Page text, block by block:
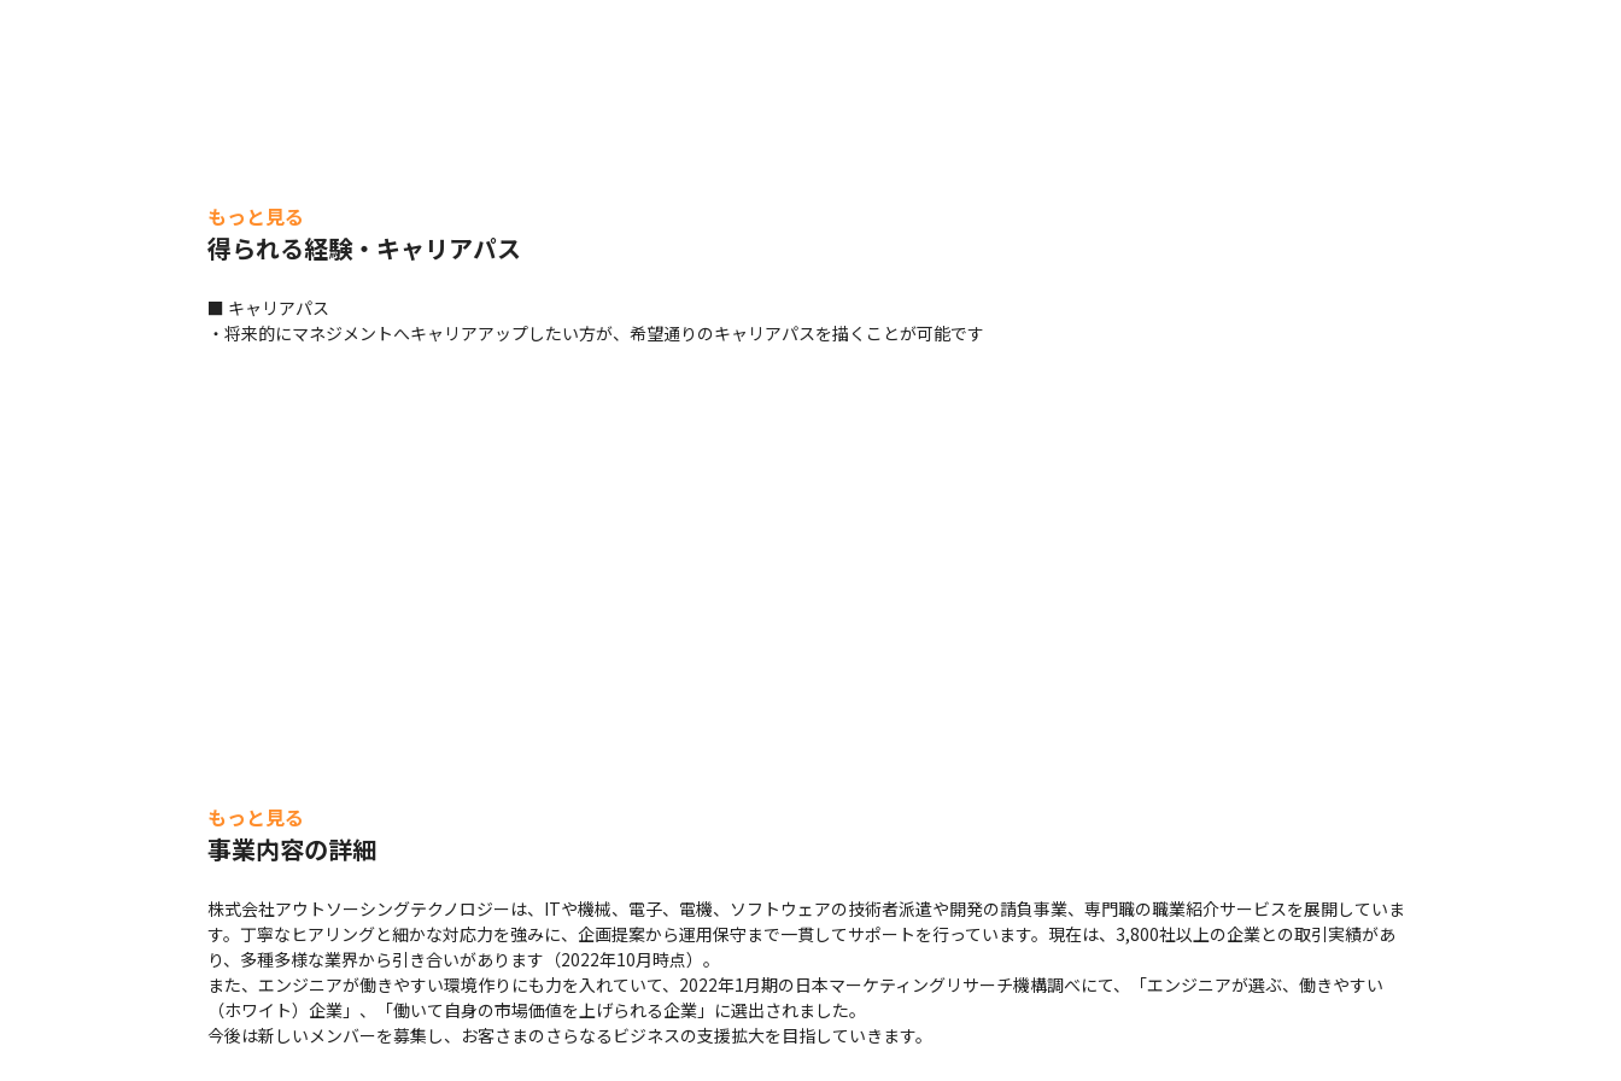
もっと見る
得られる経験・キャリアパス
■ キャリアパス
・将来的にマネジメントへキャリアアップしたい方が、希望通りのキャリアパスを描くことが可能です
もっと見る
事業内容の詳細
株式会社アウトソーシングテクノロジーは、ITや機械、電子、電機、ソフトウェアの技術者派遣や開発の請負事業、専門職の職業紹介サービスを展開していま
す。丁寧なヒアリングと細かな対応力を強みに、企画提案から運用保守まで一貫してサポートを行っています。現在は、3,800社以上の企業との取引実績があ
り、多種多様な業界から引き合いがあります（2022年10月時点）。
また、エンジニアが働きやすい環境作りにも力を入れていて、2022年1月期の日本マーケティングリサーチ機構調べにて、「エンジニアが選ぶ、働きやすい
（ホワイト）企業」、「働いて自身の市場価値を上げられる企業」に選出されました。
今後は新しいメンバーを募集し、お客さまのさらなるビジネスの支援拡大を目指していきます。